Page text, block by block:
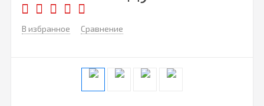
В избранное Сравнение